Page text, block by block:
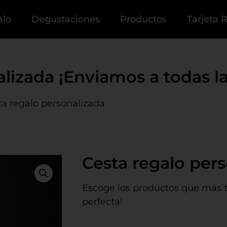
Degustaciones Productos Tarjeta
¡Enviamos a todas
regalo personalizada
Cesta regalo
Escoge los productos que más
perfecta!